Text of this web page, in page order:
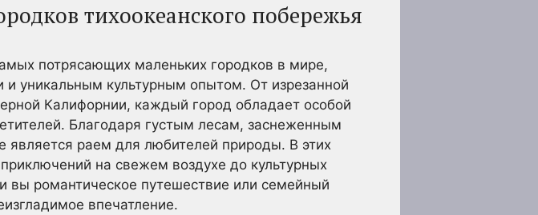
тихоокеанского побережья
потрясающих маленьких городков в мире,
уникальным культурным опытом. От изрезанной
Калифорнии, каждый город обладает особой
Благодаря густым лесам, заснеженным
является раем для любителей природы. В этих
на свежем воздухе до культурных
вы романтическое путешествие или семейный
впечатление.